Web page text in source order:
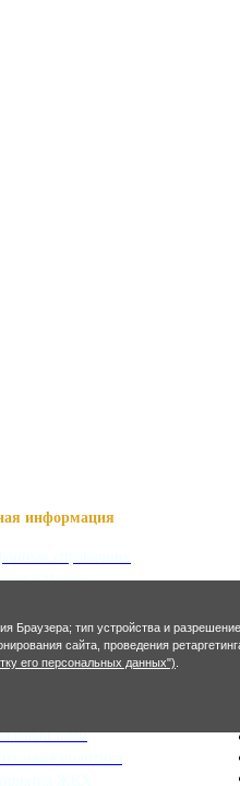
информация
о Нартах
язык
имена
план
тип устройства и
сайта, проведения
его персональных данных")